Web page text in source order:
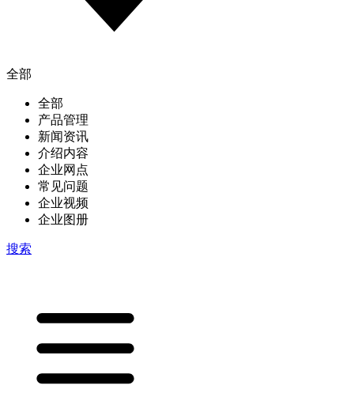
全部
全部
产品管理
新闻资讯
介绍内容
企业网点
常见问题
企业视频
企业图册
搜索